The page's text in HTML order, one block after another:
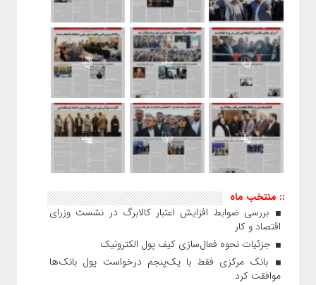
:: منتخب ماه
بررسی ضوابط افزایش اعتبار کالابرگ در نشست وزرای
اقتصاد و کار
جزئیات نحوه فعال‌سازی کیف پول الکترونیک
بانک مرکزی فقط با یک‌‎پنجم درخواست پول بانک‌ها
موافقت کرد